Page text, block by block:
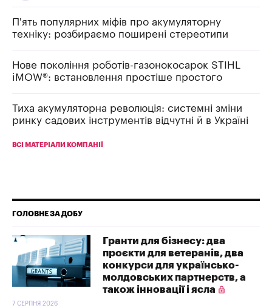
П'ять популярних міфів про акумуляторну
техніку: розбираємо поширені стереотипи
Нове покоління роботів-газонокосарок STIHL
iMOW®: встановлення простіше простого
Тиха акумуляторна революція: системні зміни
ринку садових інструментів відчутні й в Україні
ВСІ МАТЕРІАЛИ КОМПАНІЇ
ГОЛОВНЕ ЗА ДОБУ
Гранти для бізнесу: два
проєкти для ветеранів, два
конкурси для українсько-
молдовських партнерств, а
також інновації і ясла
7 СЕРПНЯ 2026